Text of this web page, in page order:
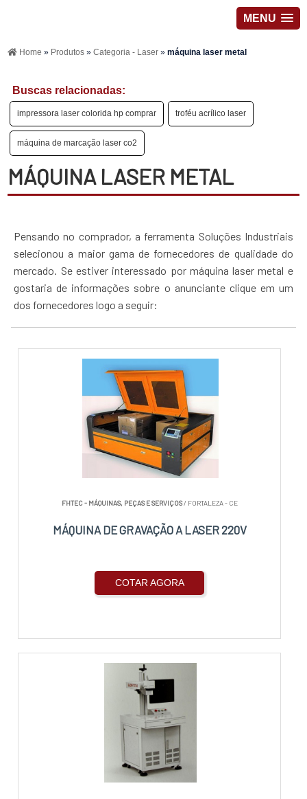
MENU
Home » Produtos»Categoria - Laser»máquina laser metal
Buscas relacionadas:
impressora laser colorida hp comprar troféu acrílico laser
máquina de marcação laser co2
MÁQUINA LASER METAL
Pensando no comprador, a ferramenta Soluções Industriais
selecionou a maior gama de fornecedores de qualidade do
mercado. Se estiver interessado por máquina laser metal e
gostaria de informações sobre o anunciante clique em um
dos fornecedores logo a seguir:
FHTEC - MÁQUINAS, PEÇAS E SERVIÇOS/ FORTALEZA - CE
MÁQUINA DE GRAVAÇÃO A LASER 220V
COTAR AGORA